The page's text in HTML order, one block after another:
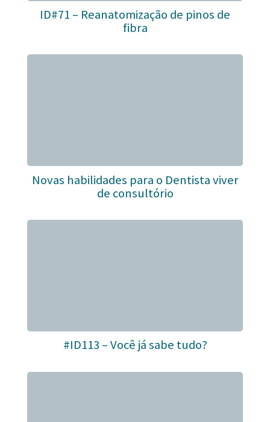
ID#71 – Reanatomização de pinos de
fibra
Novas habilidades para o Dentista viver
de consultório
#ID113 – Você já sabe tudo?